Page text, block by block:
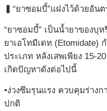
▍“ยาซอมบี้”แฝงไว้ด้วยอันต
“ยาซอมบี้” เป็นน้ำยาของบุ
ยาเอโทมีเดท (Etomidate)
ประเภท หลังเสพเพียง 15-
เกิดปัญหาดังต่อไปนี้
•ง่วงซึมรุนแรง ควบคุมร่าง
ปกติ